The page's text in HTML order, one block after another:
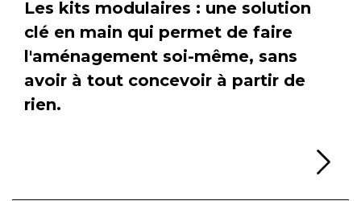
Les kits modulaires : une solution
clé en main qui permet de faire
l'aménagement soi-même, sans
avoir à tout concevoir à partir de
rien.